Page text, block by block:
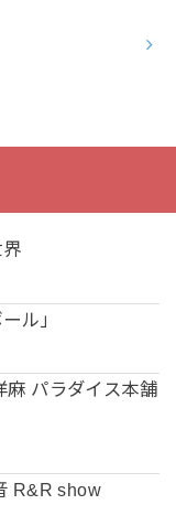
ル」
麻 パラダイス本舗
R&R show